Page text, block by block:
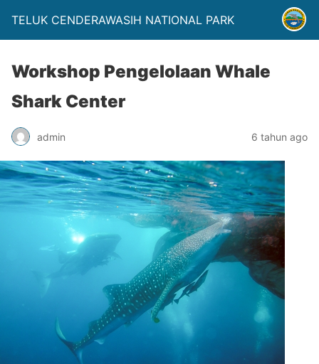
TELUK CENDERAWASIH NATIONAL PARK
Workshop Pengelolaan Whale
Shark Center
admin 6 tahun ago